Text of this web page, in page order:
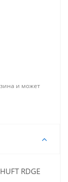
и может
RDGE